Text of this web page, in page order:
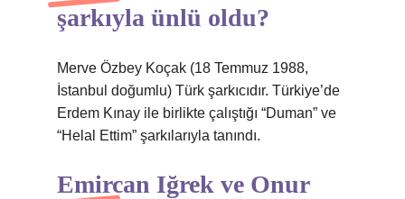
şarkıyla ünlü oldu?
Merve Özbey Koçak (18 Temmuz 1988,
İstanbul doğumlu) Türk şarkıcıdır. Türkiye’de
Erdem Kınay ile birlikte çalıştığı “Duman” ve
“Helal Ettim” şarkılarıyla tanındı.
Emircan Iğrek ve Onur